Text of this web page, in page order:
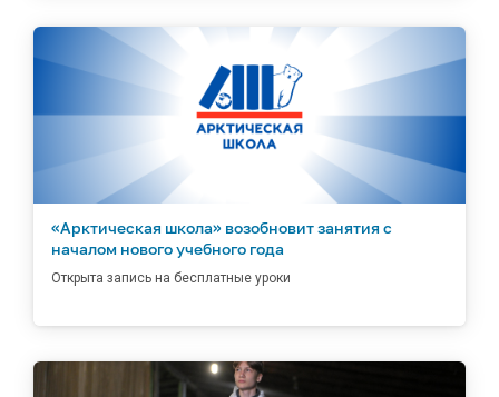
«Арктическая школа» возобновит занятия с
началом нового учебного года
Открыта запись на бесплатные уроки